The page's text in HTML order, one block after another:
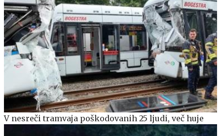
V nesreči tramvaja poškodovanih 25 ljudi, več huje